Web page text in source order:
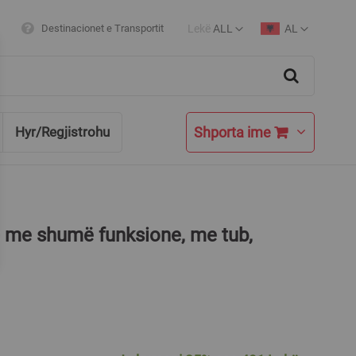
Destinacionet e Transportit
Currency
Lekë ALL
Language
AL
Hyr/Regjistrohu Shporta ime
me shumë funksione, me tub,